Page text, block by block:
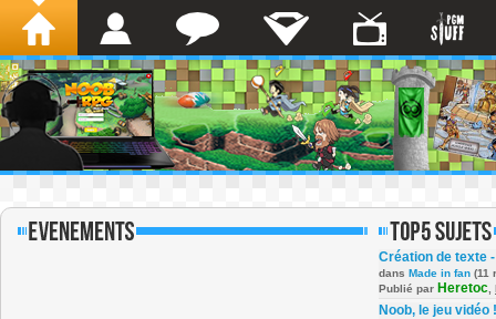
Création de texte
dans Made in fan (11
Publié par Heretoc
Noob, le jeu vidéo !